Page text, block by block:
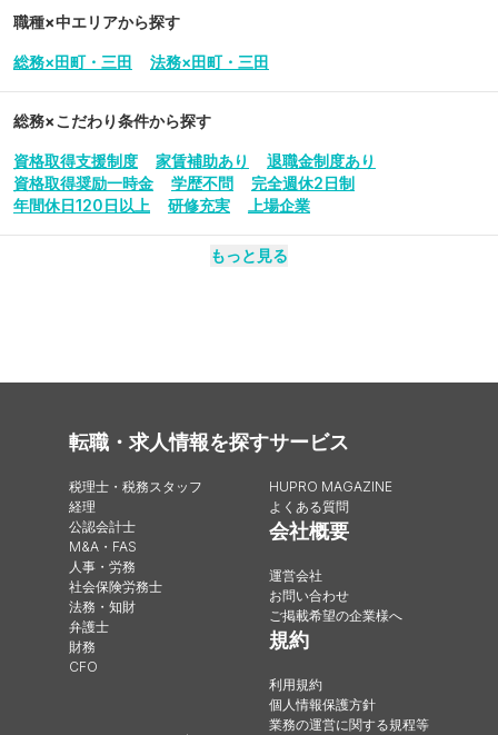
職種×中エリアから探す
総務×田町・三田 法務×田町・三田
総務×こだわり条件から探す
資格取得支援制度 家賃補助あり
退職金制度あり
資格取得奨励一時金
学歴不問
完全週休2日制
年間休日120日以上
研修充実 上場企業
もっと見る
転職・求人情報を探す
税理士・税務スタッフ
経理
公認会計士
M&A・FAS
人事・労務
社会保険労務士
法務・知財
弁護士
財務
CFO
サービス
HUPRO MAGAZINE
よくある質問
会社概要
運営会社
お問い合わせ
ご掲載希望の企業様へ
規約
利用規約
個人情報保護方針
業務の運営に関する規程等